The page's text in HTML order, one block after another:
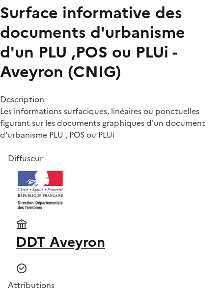
Surface informative des
documents d'urbanisme
d'un PLU ,POS ou PLUi -
Aveyron (CNIG)
Description
Les informations surfaciques, linéaires ou ponctuelles
figurant sur les documents graphiques d'un document
d'urbanisme PLU , POS ou PLUi
Diffuseur
DDT Aveyron
Attributions